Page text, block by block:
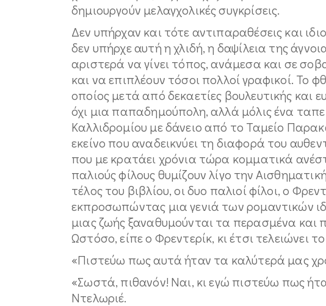
δημιουργούν μελαγχολικές συγκρίσεις.
Δεν υπήρχαν και τότε αντιπαραθέσεις και
δεν υπήρχε αυτή η χλιδή, η δαψίλεια της
αριστερά να γίνει τόπος, ανάμεσα και σε
και να επιπλέουν τόσοι πολλοί γραφικοί. Το
οποίος μετά από δεκαετίες βουλευτικής και
όχι μια παπαδημούπολη, αλλά μόλις ένα
Καλλιδρομίου με δάνειο από το Ταμείο
εκείνο που αναδεικνύει τη διαφορά του
που με κρατάει χρόνια τώρα κομματικά
παλιούς φίλους θυμίζουν λίγο την
τέλος του βιβλίου, οι δυο παλιοί φίλοι, ο
εκπροσωπώντας μια γενιά των ρομαντικών
μιας ζωής ξαναθυμούνται τα περασμένα και
Ωστόσο, είπε ο Φρεντερίκ, κι έτσι τελειώνει
«Πιστεύω πως αυτά ήταν τα καλύτερά μας
«Σωστά, πιθανόν! Ναι, κι εγώ πιστεύω πως
Ντελωριέ.